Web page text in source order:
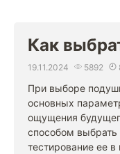
Как
19.11.2024 5892
При выборе
основных
ощущения
способом
тестирование ее